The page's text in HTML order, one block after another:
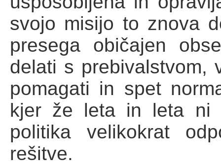
svojo misijo to znova
presega običajen
delati s prebivalstvom,
pomagati in spet
kjer že leta in leta ni
politika velikokrat
rešitve.